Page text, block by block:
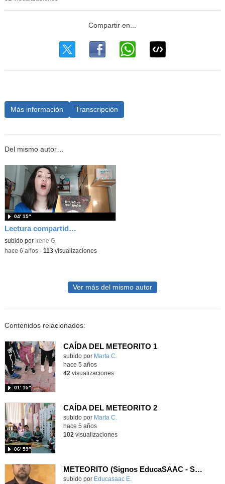
Más información Transcripción
Del mismo autor…
Lectura compartida y dialogada_Orejas de mariposa
subido por Irene G.
04′ 15″
-hace 6 años- 113visualizaciones
Ver más del mismo autor
Contenidos relacionados:
CAÍDA DEL METEORITO 1
Contenido educativo.
subido por Marta C.
01′ 15″
hace 5 años
42 visualizaciones
CAÍDA DEL METEORITO 2
Contenido educativo.
subido por Marta C.
06′ 59″
hace 5 años
102 visualizaciones
METEORITO (Signos EducaSAAC - SPREADTHESIGN)
Contenido educativo.
subido por Educasaac E.